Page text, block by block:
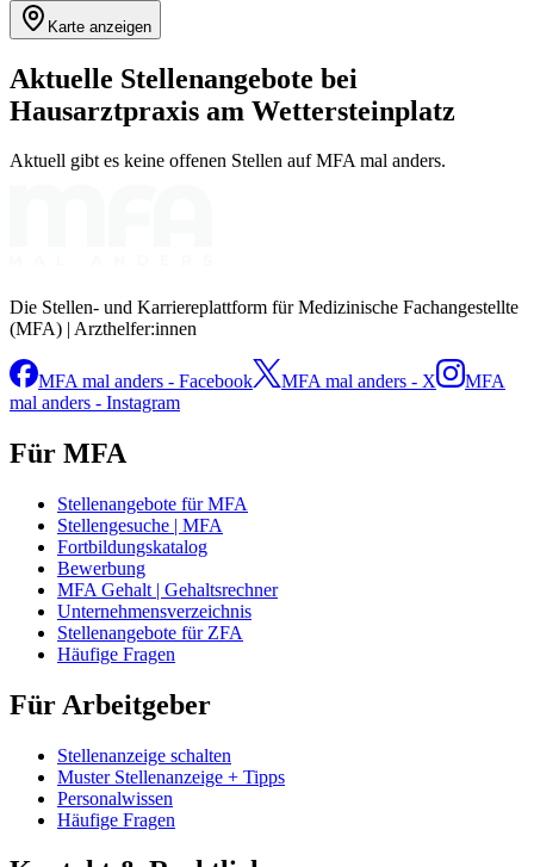
Karte anzeigen
Aktuelle Stellenangebote bei
Hausarztpraxis am Wettersteinplatz
Aktuell gibt es keine offenen Stellen auf MFA mal anders.
Die Stellen- und Karriereplattform für Medizinische Fachangestellte
(MFA) | Arzthelfer:innen
MFA mal anders - Facebook MFA mal anders - X
MFA
mal anders - Instagram
Für MFA
Stellenangebote für MFA
Stellengesuche | MFA
Fortbildungskatalog
Bewerbung
MFA Gehalt | Gehaltsrechner
Unternehmensverzeichnis
Stellenangebote für ZFA
Häufige Fragen
Für Arbeitgeber
Stellenanzeige schalten
Muster Stellenanzeige + Tipps
Personalwissen
Häufige Fragen